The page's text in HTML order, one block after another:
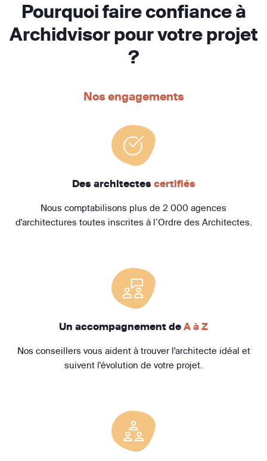
Pourquoi faire confiance à
Archidvisor pour votre projet
?
Nos engagements
Des architectes certifiés
Nous comptabilisons plus de 2 000 agences
d'architectures toutes inscrites à l’Ordre des Architectes.
Un accompagnement de A à Z
Nos conseillers vous aident à trouver l'architecte idéal et
suivent l'évolution de votre projet.